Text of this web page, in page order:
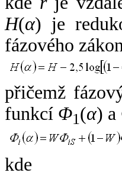
H(α) je
fázového
přičemž
funkcí Φ1(α) a
kde